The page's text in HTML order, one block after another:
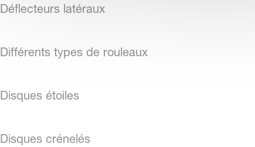
Déflecteurs latéraux
Différents types de rouleaux
Disques étoiles
Disques crénelés